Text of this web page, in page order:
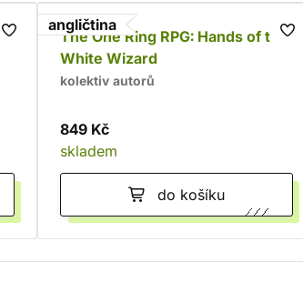
angličtina
The One Ring RPG: Hands of the
White Wizard
kolektiv autorů
849 Kč
skladem
do košíku